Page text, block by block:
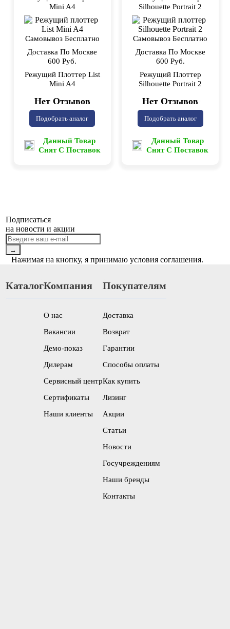
Mini A4
Самовывоз Бесплатно
Доставка По Москве
600 Руб.
Режущий Плоттер List
Mini A4
Нет Отзывов
Подобрать аналог
Данный Товар
Снят С Поставок
Silhouette Portrait 2
Самовывоз Бесплатно
Доставка По Москве
600 Руб.
Режущий Плоттер
Silhouette Portrait 2
Нет Отзывов
Подобрать аналог
Данный Товар
Снят С Поставок
Подписаться
на новости и акции
→
Нажимая на кнопку, я принимаю условия соглашения.
КаталогКомпания
О нас
Вакансии
Демо-показ
Дилерам
Сервисный центр
Сертификаты
Наши клиенты
Покупателям
Доставка
Возврат
Гарантии
Способы оплаты
Как купить
Лизинг
Акции
Статьи
Новости
Госучреждениям
Наши бренды
Контакты